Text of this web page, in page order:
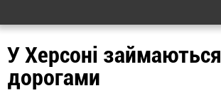
У Херсонi займаються
дорогами